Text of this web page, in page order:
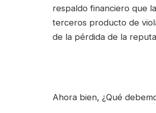
respaldo financiero que
terceros producto de
de la pérdida de la
Ahora bien, ¿Qué